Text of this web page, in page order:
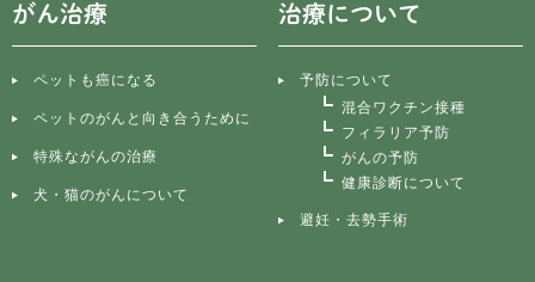
がん治療
ペットも癌になる
ペットのがんと向き合うために
特殊ながんの治療
犬・猫のがんについて
治療について
予防について
混合ワクチン接種
フィラリア予防
がんの予防
健康診断について
避妊・去勢手術